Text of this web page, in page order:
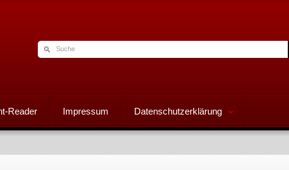
Reader Impressum Datenschutzerklärung